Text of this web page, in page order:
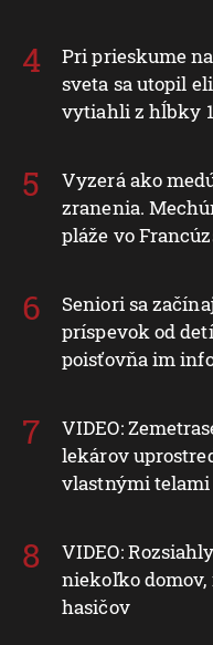
Pri prieskume
sveta sa utopil
vytiahli z hĺbky
Vyzerá ako
zranenia.
pláže vo
Seniori sa
príspevok od
poisťovňa im
VIDEO:
lekárov
vlastnými telami
VIDEO:
niekoľko
hasičov